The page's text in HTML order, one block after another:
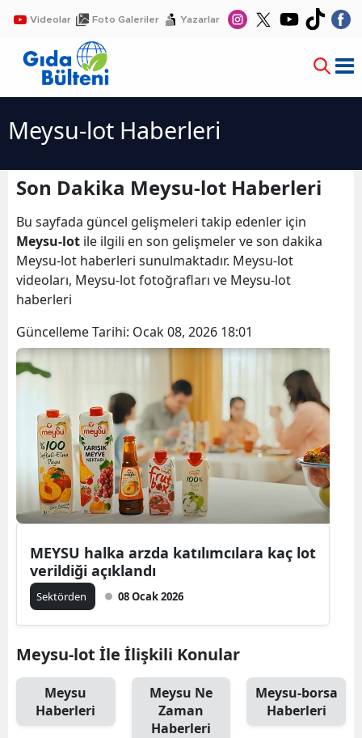
Videolar Foto Galeriler Yazarlar
Meysu-lot Haberleri
Son Dakika Meysu-lot Haberleri
Bu sayfada güncel gelişmeleri takip edenler için
Meysu-lot ile ilgili en son gelişmeler ve son dakika
Meysu-lot haberleri sunulmaktadır. Meysu-lot
videoları, Meysu-lot fotoğrafları ve Meysu-lot
haberleri
Güncelleme Tarihi: Ocak 08, 2026 18:01
MEYSU halka arzda katılımcılara kaç lot
verildiği açıklandı
Sektörden 08 Ocak 2026
Meysu-lot İle İlişkili Konular
Meysu
Haberleri
Meysu Ne
Zaman
Haberleri
Meysu-borsa
Haberleri